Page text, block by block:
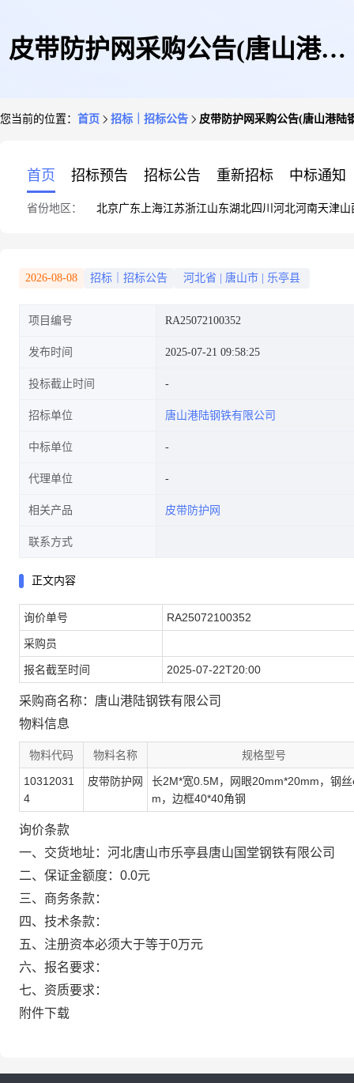
皮带防护网采购公告(唐山港陆
您当前的位置： 首页 招标｜招标公告 皮带防护网采购公告(唐山港陆
首页 招标预告 招标公告 重新招标 中标通知
省份地区： 北京广东 上海江苏浙江山东湖北四川 河北河南天津山
2026-08-08 招标｜招标公告 河北省 唐山市 乐亭县
项目编号 RA25072100352
发布时间 2025-07-21 09:58:25
投标截止时间
招标单位 唐山港陆钢铁有限公司
中标单位
代理单位
相关产品 皮带防护网
联系方式
正文内容
询价单号 RA25072100352
采购员
报名截至时间 2025-07-22T20:00
采购商名称：唐山港陆钢铁有限公司
物料信息
物料代码 物料名称 规格型号
10312031
4
皮带防护网
长2M*宽0.5M，网眼20mm*20mm，钢
m，边框40*40角钢
询价条款
一、交货地址：河北唐山市乐亭县唐山国堂钢铁有限公司
二、保证金额度：0.0元
三、商务条款：
四、技术条款：
五、注册资本必须大于等于0万元
六、报名要求：
七、资质要求：
附件下载